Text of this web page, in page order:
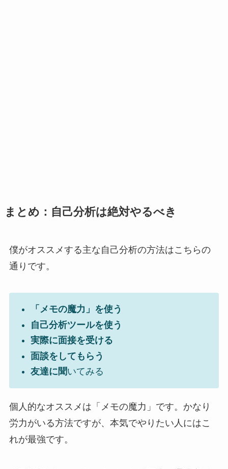
まとめ：自己分析は絶対やるべき
僕がオススメする主な自己分析の方法はこちらの
通りです。
「メモの魔力」を使う
自己分析ツールを使う
実際に面接を受ける
面談をしてもらう
友達に聞いてみる
個人的なオススメは「メモの魔力」です。かなり
労力がいる方法ですが、本気でやりたい人にはこ
れが最強です。